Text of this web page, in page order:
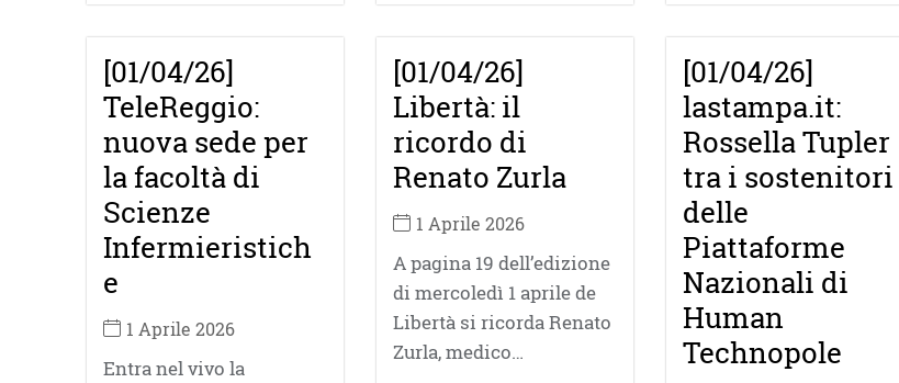
[01/04/26]
TeleReggio:
nuova sede per
la facoltà di
Scienze
Infermieristich
e
1 Aprile 2026
Entra nel vivo la
[01/04/26]
Libertà: il
ricordo di
Renato Zurla
1 Aprile 2026
A pagina 19 dell’edizione
di mercoledì 1 aprile de
Libertà si ricorda Renato
Zurla, medico…
[01/04/26]
lastampa.it:
Rossella Tupler
tra i sostenitori
delle
Piattaforme
Nazionali di
Human
Technopole